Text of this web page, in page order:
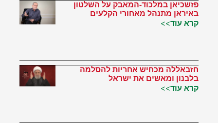
פזשכיאן במלכוד-המאבק על השלטון
באיראן מתנהל מאחורי הקלעים
קרא עוד>>
חזבאללה מכחיש אחריות להסלמה
בלבנון ומאשים את ישראל
קרא עוד>>